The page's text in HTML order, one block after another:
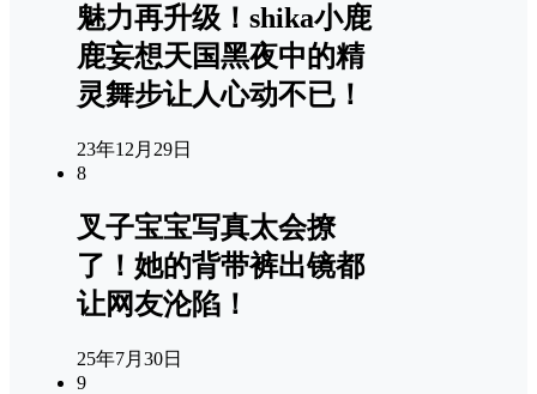
魅力再升级！shika小鹿
鹿妄想天国黑夜中的精
灵舞步让人心动不已！
23年12月29日
8
叉子宝宝写真太会撩
了！她的背带裤出镜都
让网友沦陷！
25年7月30日
9